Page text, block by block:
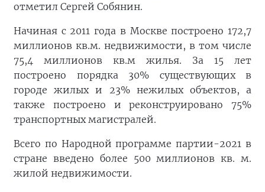
отметил Сергей Собянин.
Начиная с 2011 года в Москве построено 172,7
миллионов кв.м. недвижимости, в том числе
75,4 миллионов кв.м жилья. За 15 лет
построено порядка 30% существующих в
городе жилых и 23% нежилых объектов, а
также построено и реконструировано 75%
транспортных магистралей.
Всего по Народной программе партии-2021 в
стране введено более 500 миллионов кв. м.
жилой недвижимости.